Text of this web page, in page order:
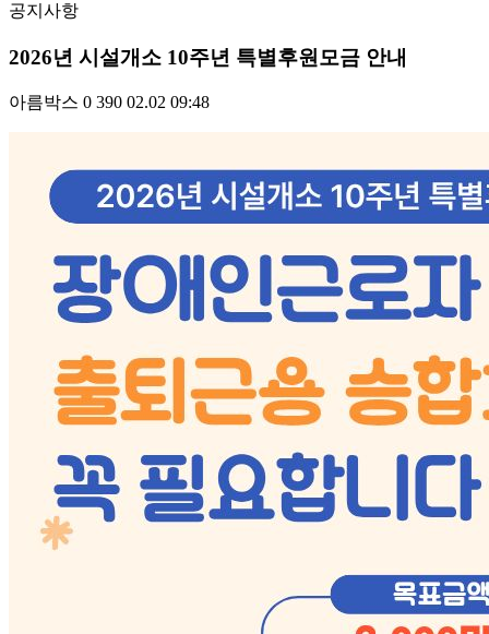
공지사항
2026년 시설개소 10주년 특별후원모금 안내
아름박스 0 390 02.02 09:48